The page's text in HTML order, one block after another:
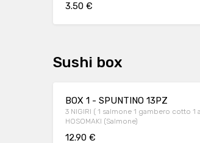
3.50 €
Sushi box
BOX 1 - SPUNTINO 13PZ
3 NIGIRI ( 1 salmone 1 gambero cotto
HOSOMAKI (Salmone)
12.90 €